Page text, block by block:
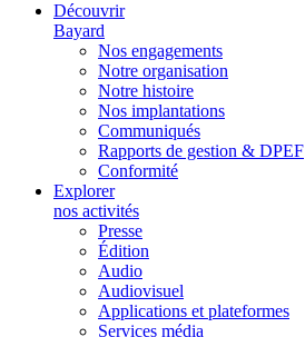
Découvrir
Bayard
Nos engagements
Notre organisation
Notre histoire
Nos implantations
Communiqués
Rapports de gestion & DPEF
Conformité
Explorer
nos activités
Presse
Édition
Audio
Audiovisuel
Applications et plateformes
Services média